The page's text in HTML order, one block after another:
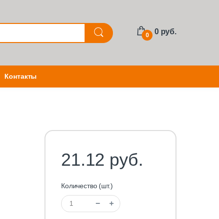
0 0 руб.
Контакты
21.12 руб.
Количество (шт.)